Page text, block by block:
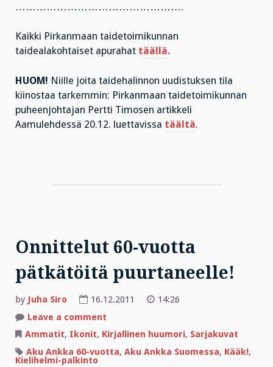
………………………………………….
Kaikki Pirkanmaan taidetoimikunnan
taidealakohtaiset apurahat täällä.
HUOM! Niille joita taidehalinnon uudistuksen tila
kiinostaa tarkemmin: Pirkanmaan taidetoimikunnan
puheenjohtajan Pertti Timosen artikkeli
Aamulehdessä 20.12. luettavissa täältä.
Onnittelut 60-vuotta
pätkätöitä puurtaneelle!
by Juha Siro 16.12.2011
14:26
Leave a comment
60-
vuotta
pätkätöitä
puurtaneelle!
Ammatit, Ikonit, Kirjallinen huumori, Sarjakuvat
Aku Ankka 60-vuotta, Aku Ankka Suomessa, Kääk!,
Kielihelmi-palkinto